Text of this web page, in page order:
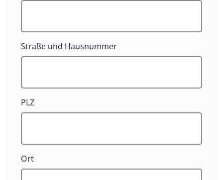
Straße und Hausnummer
PLZ
Ort